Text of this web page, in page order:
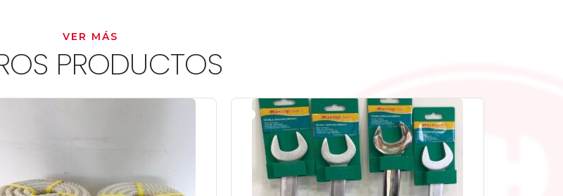
VER MÁS
PRODUCTOS